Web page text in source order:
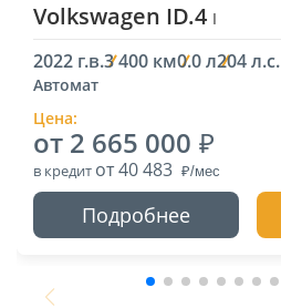
Volkswagen ID.4 I
2022 г.в.3 400 км0.0 л204 л.с.
Автомат
Цена:
от 2 665 000
в кредит от 40 483
Подробнее